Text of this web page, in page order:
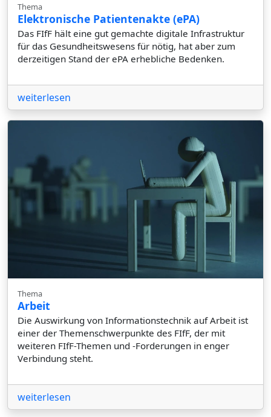
Thema
Elektronische Patientenakte (ePA)
Das FIfF hält eine gut gemachte digitale Infrastruktur
für das Gesundheitswesens für nötig, hat aber zum
derzeitigen Stand der ePA erhebliche Bedenken.
weiterlesen
Thema
Arbeit
Die Auswirkung von Informationstechnik auf Arbeit ist
einer der Themenschwerpunkte des FIfF, der mit
weiteren FIfF-Themen und -Forderungen in enger
Verbindung steht.
weiterlesen